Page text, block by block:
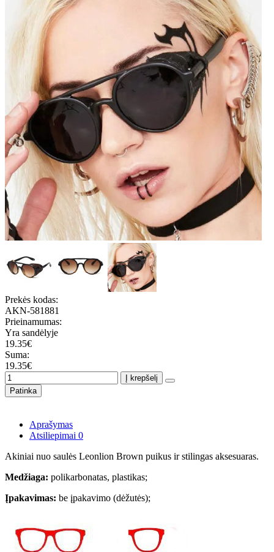
Prekės kodas:
AKN-581881
Prieinamumas:
Yra sandėlyje
19.35€
Suma:
19.35€
Į krepšelį
Patinka
Aprašymas
Atsiliepimai 0
Akiniai nuo saulės Leonlion Brown puikus ir stilingas aksesuaras.
Medžiaga: polikarbonatas, plastikas;
Įpakavimas: be įpakavimo (dėžutės);